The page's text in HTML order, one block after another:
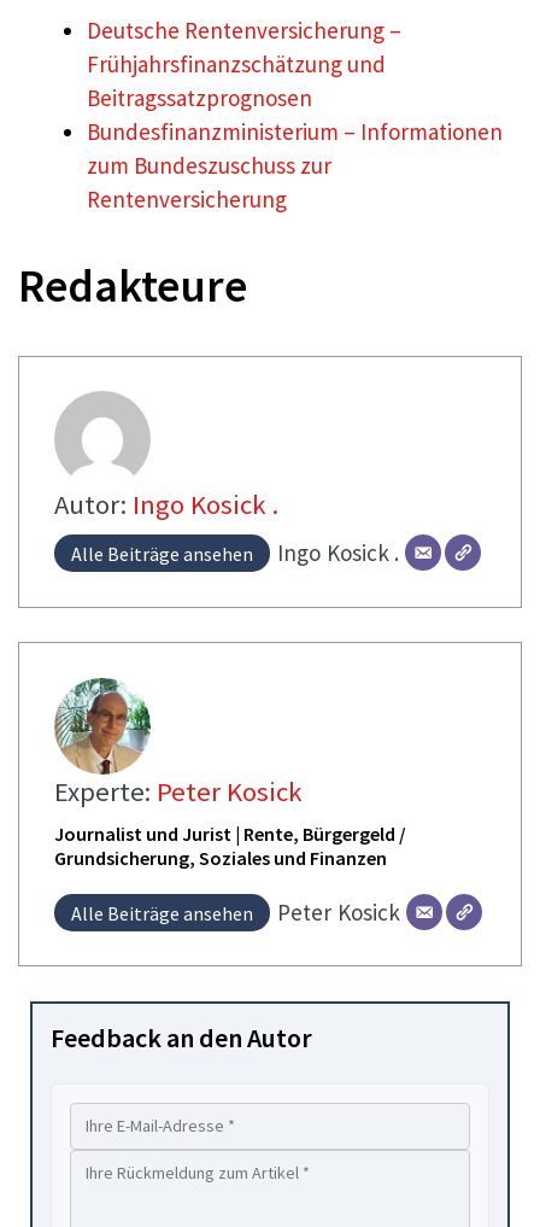
Deutsche Rentenversicherung –
Frühjahrsfinanzschätzung und
Beitragssatzprognosen
Bundesfinanzministerium – Informationen
zum Bundeszuschuss zur
Rentenversicherung
Redakteure
Autor: Ingo Kosick .
Alle Beiträge ansehen Ingo Kosick .
Experte: Peter Kosick
Journalist und Jurist | Rente, Bürgergeld /
Grundsicherung, Soziales und Finanzen
Alle Beiträge ansehen Peter Kosick
Feedback an den Autor